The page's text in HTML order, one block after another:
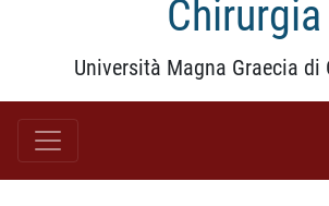
Chirurgia
Università Magna Graecia di